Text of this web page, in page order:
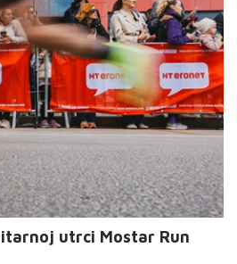
utrci Mostar Run